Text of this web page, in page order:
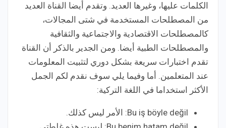
الكلمات عليها، وغيرها العديد. وتقدم أيضا القناة العديد
من المصطلحات المستخدمة في شتى المجالات،
كالمصطلحات الاقتصادية والاجتماعية والثقافية
والمصطلحات الطبية أيضا. ومن الجدير بالذكر أن القناة
تقدم اختبارات سريعة بشكل دوري لتثبيت المعلومات
عند المتعلمين. أما وفيما يلي سوف نقدم لكم الجمل
الأكثر استخداما في اللغة التركية:
Bu iş böyle değil: الأمر ليس كذلك.